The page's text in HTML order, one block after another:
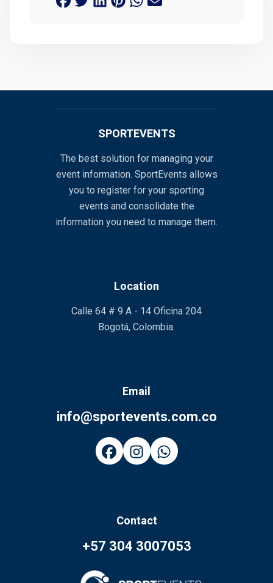
SPORTEVENTS
The best solution for managing your
event information. SportEvents allows
you to register for your sporting
events and consolidate the
information you need to manage them.
Location
Calle 64 # 9 A - 14 Oficina 204
Bogotá, Colombia.
Email
info@sportevents.com.co
Contact
+57 304 3007053